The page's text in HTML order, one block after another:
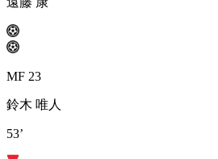
MF 23
鈴木 唯人
53’